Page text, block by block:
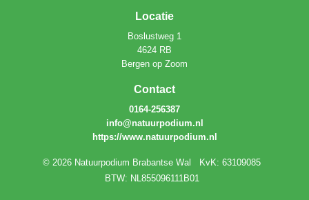
Locatie
Boslustweg 1
4624 RB
Bergen op Zoom
Contact
0164-256387
info@natuurpodium.nl
https://www.natuurpodium.nl
© 2026 Natuurpodium Brabantse Wal
KvK: 63109085
BTW: NL855096111B01